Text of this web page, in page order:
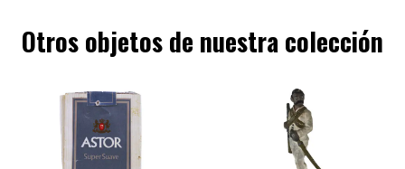
Otros objetos de nuestra colección